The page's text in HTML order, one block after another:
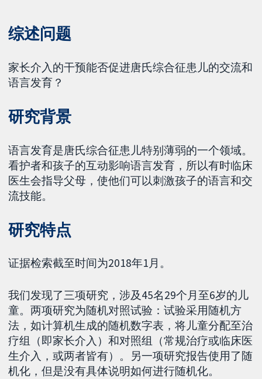
综述问题
家长介入的干预能否促进唐氏综合征患儿的交流和
语言发育？
研究背景
语言发育是唐氏综合征患儿特别薄弱的一个领域。
看护者和孩子的互动影响语言发育，所以有时临床
医生会指导父母，使他们可以刺激孩子的语言和交
流技能。
研究特点
证据检索截至时间为2018年1月。
我们发现了三项研究，涉及45名29个月至6岁的儿
童。两项研究为随机对照试验：试验采用随机方
法，如计算机生成的随机数字表，将儿童分配至治
疗组（即家长介入）和对照组（常规治疗或临床医
生介入，或两者皆有）。另一项研究报告使用了随
机化，但是没有具体说明如何进行随机化。